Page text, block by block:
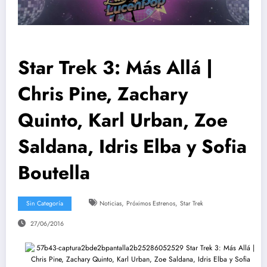
Star Trek 3: Más Allá |
Chris Pine, Zachary
Quinto, Karl Urban, Zoe
Saldana, Idris Elba y Sofia
Boutella
Sin Categoría Noticias, Próximos Estrenos, Star Trek
27/06/2016